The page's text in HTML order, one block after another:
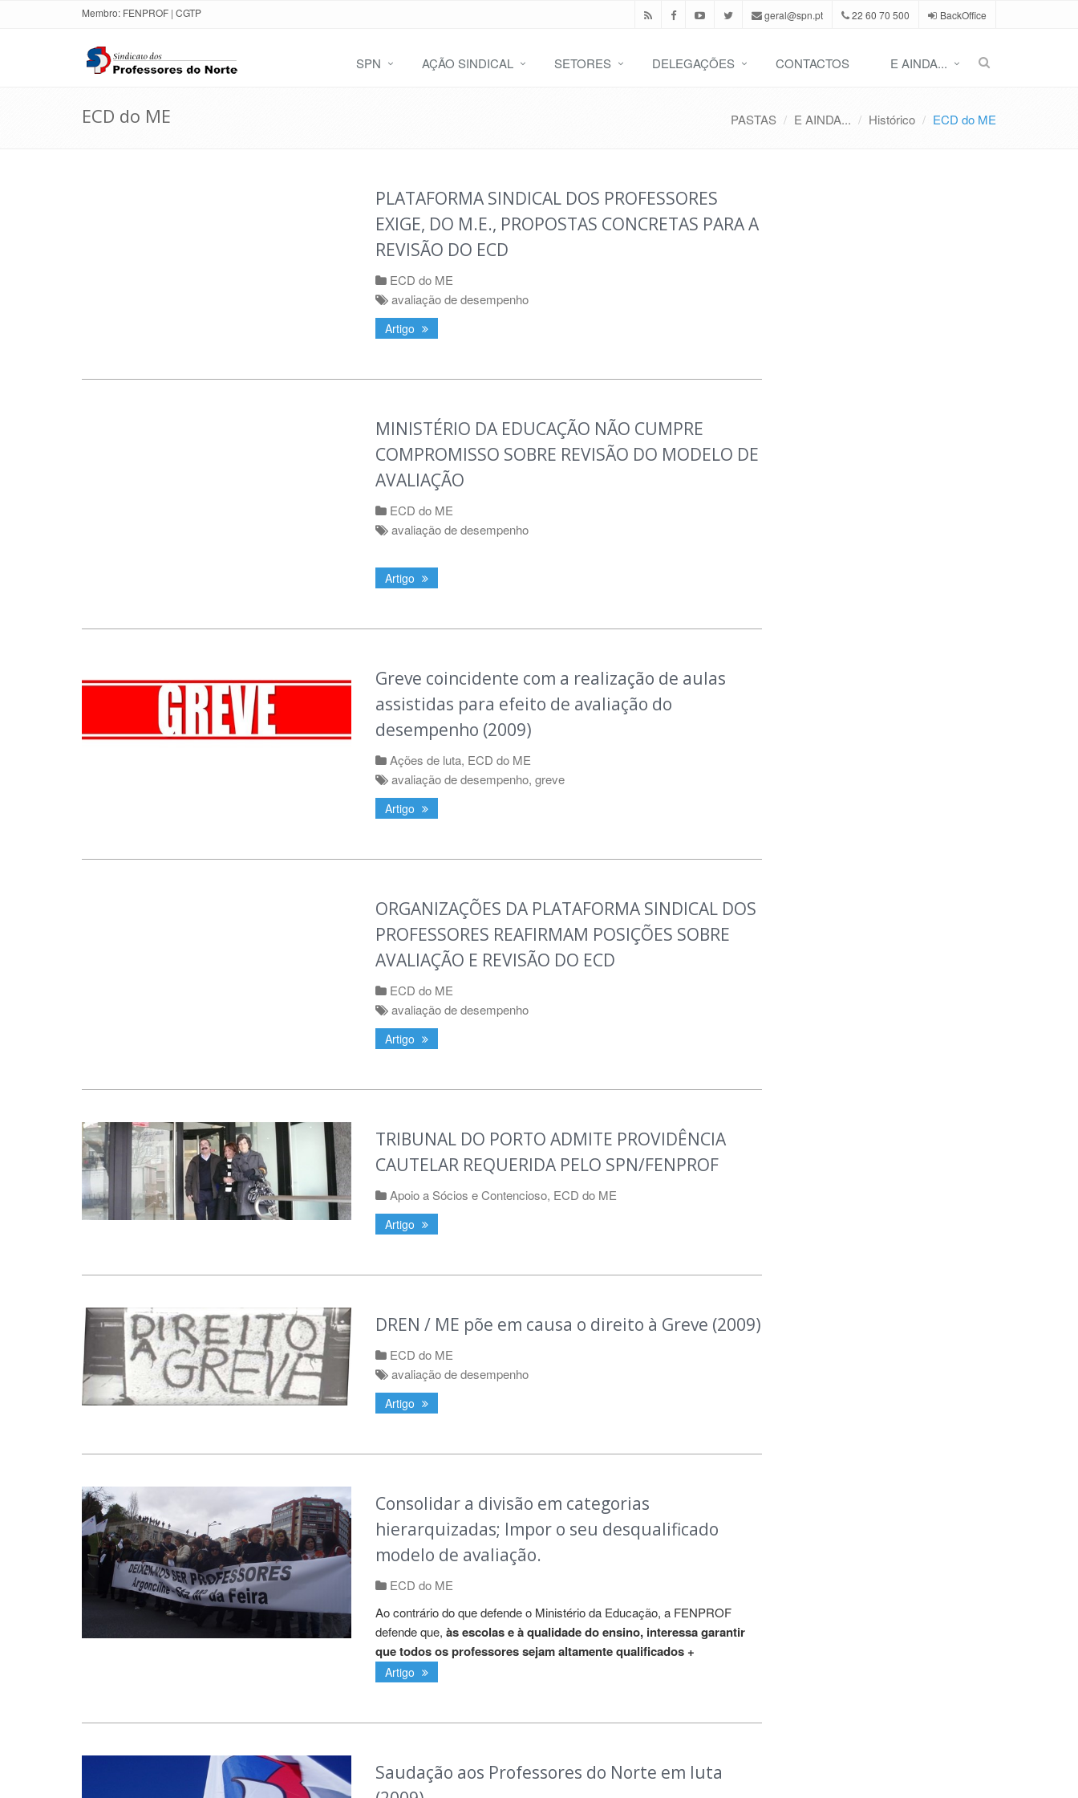
Membro: FENPROF | CGTP geral@spn.pt 22 60 70 500 BackOffice
SPN AÇÃO SINDICAL SETORES DELEGAÇÕES CONTACTOS E AINDA...
ECD do ME PASTAS E AINDA... Histórico ECD do ME
PLATAFORMA SINDICAL DOS PROFESSORES
EXIGE, DO M.E., PROPOSTAS CONCRETAS PARA A
REVISÃO DO ECD
ECD do ME
avaliação de desempenho
Artigo
MINISTÉRIO DA EDUCAÇÃO NÃO CUMPRE
COMPROMISSO SOBRE REVISÃO DO MODELO DE
AVALIAÇÃO
ECD do ME
avaliação de desempenho
Artigo
Greve coincidente com a realização de aulas
assistidas para efeito de avaliação do
desempenho (2009)
Ações de luta, ECD do ME
avaliação de desempenho, greve
Artigo
ORGANIZAÇÕES DA PLATAFORMA SINDICAL DOS
PROFESSORES REAFIRMAM POSIÇÕES SOBRE
AVALIAÇÃO E REVISÃO DO ECD
ECD do ME
avaliação de desempenho
Artigo
TRIBUNAL DO PORTO ADMITE PROVIDÊNCIA
CAUTELAR REQUERIDA PELO SPN/FENPROF
Apoio a Sócios e Contencioso, ECD do ME
Artigo
DREN / ME põe em causa o direito à Greve (2009)
ECD do ME
avaliação de desempenho
Artigo
Consolidar a divisão em categorias
hierarquizadas; Impor o seu desqualificado
modelo de avaliação.
ECD do ME
Ao contrário do que defende o Ministério da Educação, a FENPROF
defende que, às escolas e à qualidade do ensino, interessa garantir
que todos os professores sejam altamente qualificados +
Artigo
Saudação aos Professores do Norte em luta